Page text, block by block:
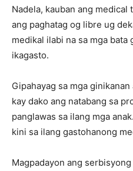
Nadela, kauban ang
ang paghatag og libre ug
medikal ilabi na sa mga bata
ikagasto.
Gipahayag sa mga
kay dako ang natabang sa
panglawas sa ilang mga
kini sa ilang gastohanong
Magpadayon ang